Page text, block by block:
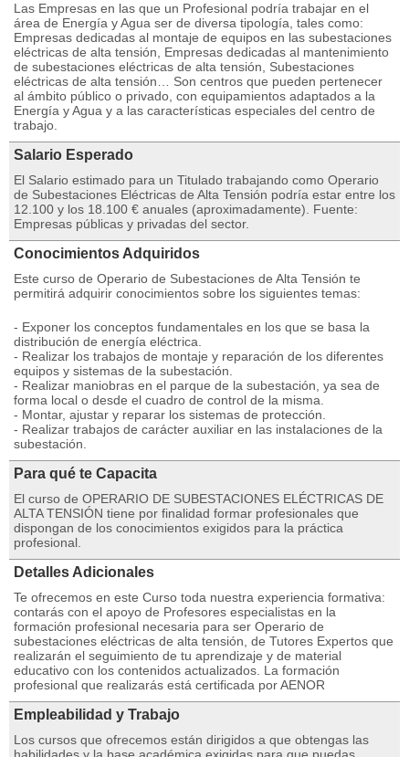
Las Empresas en las que un Profesional podría trabajar en el
área de Energía y Agua ser de diversa tipología, tales como:
Empresas dedicadas al montaje de equipos en las subestaciones
eléctricas de alta tensión, Empresas dedicadas al mantenimiento
de subestaciones eléctricas de alta tensión, Subestaciones
eléctricas de alta tensión… Son centros que pueden pertenecer
al ámbito público o privado, con equipamientos adaptados a la
Energía y Agua y a las características especiales del centro de
trabajo.
Salario Esperado
El Salario estimado para un Titulado trabajando como Operario
de Subestaciones Eléctricas de Alta Tensión podría estar entre los
12.100 y los 18.100 € anuales (aproximadamente). Fuente:
Empresas públicas y privadas del sector.
Conocimientos Adquiridos
Este curso de Operario de Subestaciones de Alta Tensión te
permitirá adquirir conocimientos sobre los siguientes temas:
- Exponer los conceptos fundamentales en los que se basa la
distribución de energía eléctrica.
- Realizar los trabajos de montaje y reparación de los diferentes
equipos y sistemas de la subestación.
- Realizar maniobras en el parque de la subestación, ya sea de
forma local o desde el cuadro de control de la misma.
- Montar, ajustar y reparar los sistemas de protección.
- Realizar trabajos de carácter auxiliar en las instalaciones de la
subestación.
Para qué te Capacita
El curso de OPERARIO DE SUBESTACIONES ELÉCTRICAS DE
ALTA TENSIÓN tiene por finalidad formar profesionales que
dispongan de los conocimientos exigidos para la práctica
profesional.
Detalles Adicionales
Te ofrecemos en este Curso toda nuestra experiencia formativa:
contarás con el apoyo de Profesores especialistas en la
formación profesional necesaria para ser Operario de
subestaciones eléctricas de alta tensión, de Tutores Expertos que
realizarán el seguimiento de tu aprendizaje y de material
educativo con los contenidos actualizados. La formación
profesional que realizarás está certificada por AENOR
Empleabilidad y Trabajo
Los cursos que ofrecemos están dirigidos a que obtengas las